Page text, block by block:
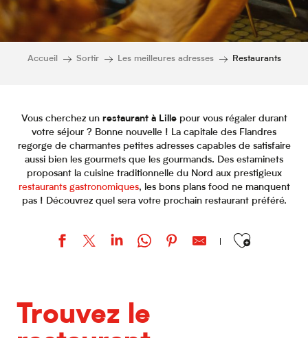
Accueil Sortir Les meilleures adresses Restaurants
Vous cherchez un restaurant à Lillepour vous régaler durant
votre séjour ? Bonne nouvelle ! La capitale des Flandres
regorge de charmantes petites adresses capables de satisfaire
aussi bien les gourmets que les gourmands. Des estaminets
proposant la cuisine traditionnelle du Nord aux prestigieux
restaurants gastronomiques, les bons plans food ne manquent
pas ! Découvrez quel sera votre prochain restaurant préféré.
Ajouter aux
Crêperie du Sébasto
Crêperie de Lille
Trouvez le